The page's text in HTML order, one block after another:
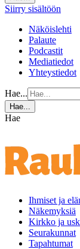
Siirry sisältöön
Näköislehti
Palaute
Podcastit
Mediatiedot
Yhteystiedot
Hae...
Hae...
Hae
Ihmiset ja
Näkemyksiä
Kirkko ja
Seurakunnat
Tapahtumat